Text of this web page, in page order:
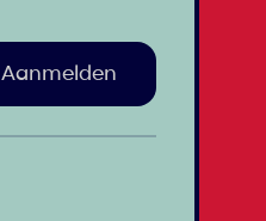
Aanmelden